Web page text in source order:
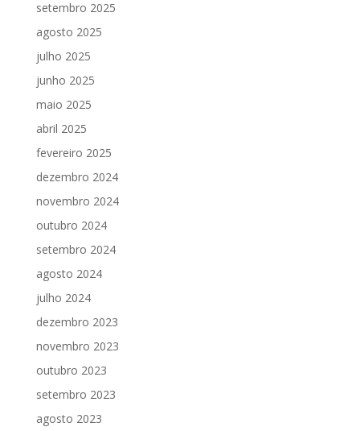
setembro 2025
agosto 2025
julho 2025
junho 2025
maio 2025
abril 2025
fevereiro 2025
dezembro 2024
novembro 2024
outubro 2024
setembro 2024
agosto 2024
julho 2024
dezembro 2023
novembro 2023
outubro 2023
setembro 2023
agosto 2023